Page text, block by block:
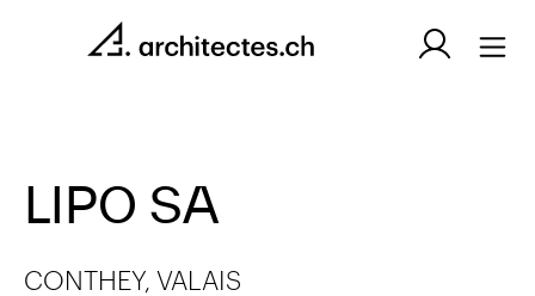
LIPO SA
CONTHEY, VALAIS